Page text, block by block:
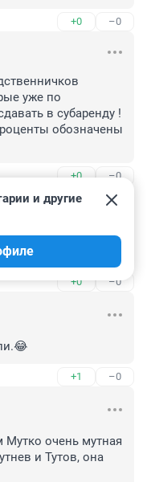
+0 –0
уже по
в субаренду !
обозначены
+0 –0
московские. Пока
будут московские.
+0 –0
и другие
+1 –0
очень мутная
и Тутов, она